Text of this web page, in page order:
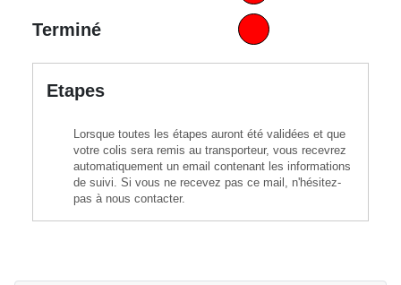
Terminé
Etapes
Lorsque toutes les étapes auront été validées et que
votre colis sera remis au transporteur, vous recevrez
automatiquement un email contenant les informations
de suivi. Si vous ne recevez pas ce mail, n'hésitez-
pas à nous contacter.